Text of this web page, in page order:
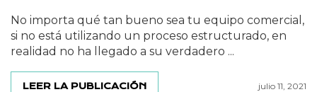
No importa qué tan bueno sea tu equipo comercial,
si no está utilizando un proceso estructurado, en
realidad no ha llegado a su verdadero ...
LEER LA PUBLICACIÓN julio 11, 2021